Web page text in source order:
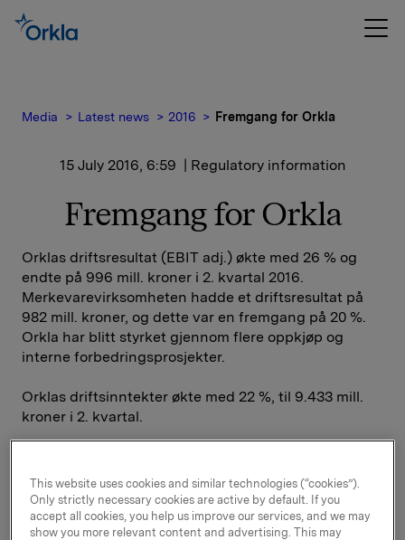
Media Latest news 2016 Fremgang for Orkla
15 July 2016, 6:59 | Regulatory information
Fremgang for Orkla
Orklas driftsresultat (EBIT adj.) økte med 26 % og
endte på 996 mill. kroner i 2. kvartal 2016.
Merkevarevirksomheten hadde et driftsresultat på
982 mill. kroner, og dette var en fremgang på 20 %.
Orkla har blitt styrket gjennom flere oppkjøp og
interne forbedringsprosjekter.
Orklas driftsinntekter økte med 22 %, til 9.433 mill.
kroner i 2. kvartal.
omsetningsvekst på 3,8 %. Alle de fire
forretningsområdene rapporterte fremgang i
kvartalet, både i driftsinntekter og driftsresultat.
This website uses cookies and similar technologies (“cookies”).
Only strictly necessary cookies are active by default. If you
accept all cookies, you help us improve our services, and we may
show you more relevant content and advertising. This may